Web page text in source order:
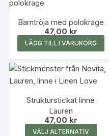
Barntröja med polokrage
47,00 kr
LÄGG TILL I VARUKORG
Strukturstickat linne
Lauren
47,00 kr
VÄLJ ALTERNATIV